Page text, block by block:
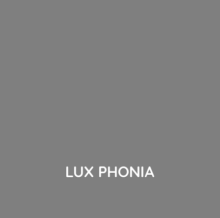
LUX PHONIA